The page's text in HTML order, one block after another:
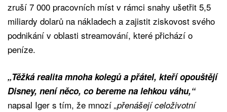
zruší 7 000 pracovních míst v rámci snahy ušetřit 5,5
miliardy dolarů na nákladech a zajistit ziskovost svého
podnikání v oblasti streamování, které přichází o
peníze.
„Těžká realita mnoha kolegů a přátel, kteří opouštějí
Disney, není něco, co bereme na lehkou váhu,“
napsal Iger s tím, že mnozí „přenášejí celoživotní